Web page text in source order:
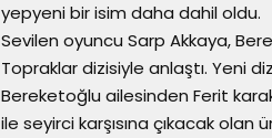
yepyeni bir isim daha dahil oldu.
Sevilen oyuncu Sarp Akkaya,
Topraklar dizisiyle anlaştı. Yeni
Bereketoğlu ailesinden Ferit
ile seyirci karşısına çıkacak olan